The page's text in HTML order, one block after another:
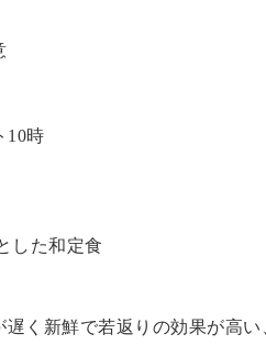
10時
した和定食
く新鮮で若返りの効果が高